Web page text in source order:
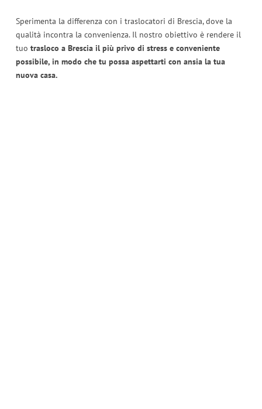
Sperimenta la differenza con i traslocatori di Brescia, dove la
qualità incontra la convenienza. Il nostro obiettivo è rendere il
tuo trasloco a Brescia il più privo di stress e conveniente
possibile, in modo che tu possa aspettarti con ansia la tua
nuova casa.